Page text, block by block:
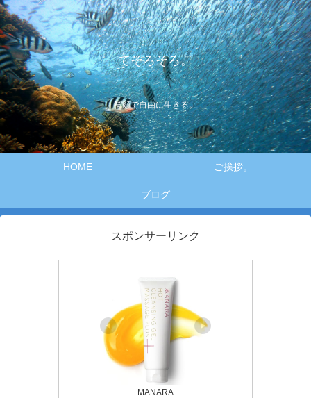
てそろそろ。
笑顔で自由に生きる。
HOME ご挨拶。
ブログ
スポンサーリンク
MANARA